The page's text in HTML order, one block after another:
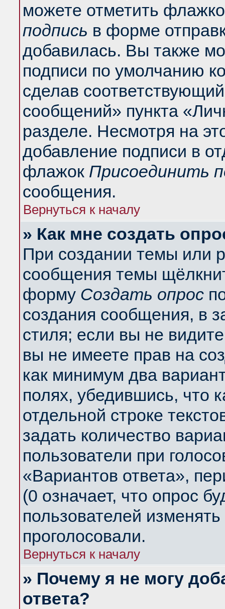
можете отметить
подпись в форме
добавилась. Вы также
подписи по умолчанию
сделав
сообщений» пункта
разделе. Несмотря на
добавление подписи в
флажок Присоединить
сообщения.
Вернуться к началу
» Как мне создать
При создании темы или
сообщения темы
форму Создать опрос
создания сообщения, в
стиля; если вы не
вы не имеете прав на
как минимум два
полях, убедившись, что
отдельной строке
задать количество
пользователи при
«Вариантов ответа»,
(0 означает, что опрос
пользователей
проголосовали.
Вернуться к началу
» Почему я не могу
ответа?